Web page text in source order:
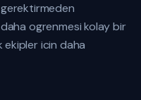
ogrenmesi kolay bir
ekipler icin daha